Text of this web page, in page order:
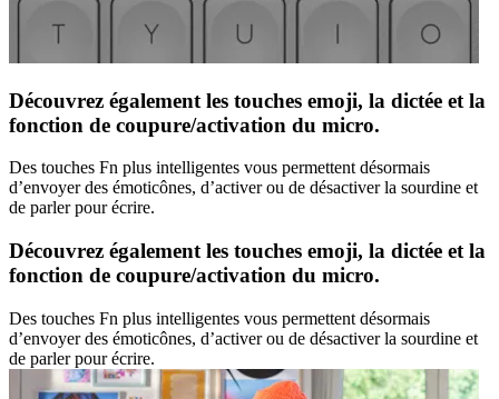
Découvrez également les touches emoji, la dictée et la
fonction de coupure/activation du micro.
Des touches Fn plus intelligentes vous permettent désormais
d’envoyer des émoticônes, d’activer ou de désactiver la sourdine et
de parler pour écrire.
Découvrez également les touches emoji, la dictée et la
fonction de coupure/activation du micro.
Des touches Fn plus intelligentes vous permettent désormais
d’envoyer des émoticônes, d’activer ou de désactiver la sourdine et
de parler pour écrire.